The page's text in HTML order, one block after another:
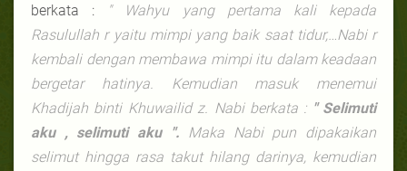
berkata :
" Wahyu yang pertama kali kepada
Rasulullah r yaitu mimpi yang baik saat tidur,…Nabi r
kembali dengan membawa mimpi itu dalam keadaan
bergetar hatinya. Kemudian masuk menemui
Khadijah binti Khuwailid z. Nabi berkata : " Selimuti
aku , selimuti aku ". Maka Nabi pun dipakaikan
selimut hingga rasa takut hilang darinya, kemudian